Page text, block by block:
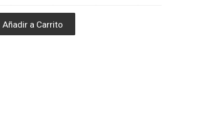
Añadir a Carrito